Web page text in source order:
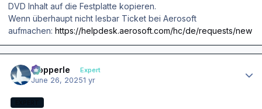
DVD Inhalt auf die Festplatte kopieren.
Wenn überhaupt nicht lesbar Ticket bei Aerosoft
aufmachen: https://helpdesk.aerosoft.com/hc/de/requests/new
mopperle Expert
June 26, 20251 yr